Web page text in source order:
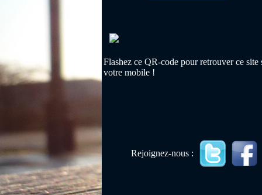
Flashez ce QR-code pour retrouver ce site
votre mobile !
Rejoignez-nous :